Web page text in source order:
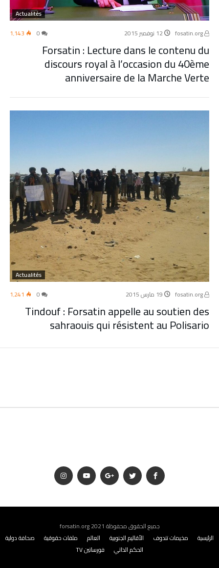
Actualités
12 نوفمبر 2015 1٬143
Forsatin : Lecture dans le contenu du
discours royal à l’occasion du 40ème
anniversaire de la Marche Verte
Actualités
19 مارس 2015 1٬241
Tindouf : Forsatin appelle au soutien des
sahraouis qui résistent au Polisario
جميع الحقوق محفوظة 2021 forsatin.org
الرئيسية
مخيمات تندوف الأقاليم الجنوبية العالم ملفات حقوقية
صحافة دولية
الحكم الذاتي
فورساتين TV